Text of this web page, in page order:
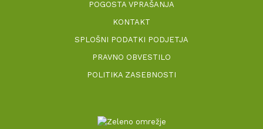
POGOSTA VPRAŠANJA
KONTAKT
SPLOŠNI PODATKI PODJETJA
PRAVNO OBVESTILO
POLITIKA ZASEBNOSTI